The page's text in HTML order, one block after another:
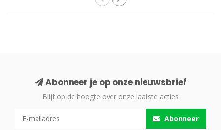
Abonneer je op onze nieuwsbrief
Blijf op de hoogte over onze laatste acties
Abonneer